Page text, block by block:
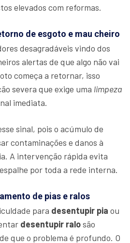
elevados com reformas.
de esgoto e mau cheiro
desagradáveis vindo dos
alertas de que algo não vai
começa a retornar, isso
severa que exige uma limpeza
imediata.
sinal, pois o acúmulo de
contaminações e danos à
A intervenção rápida evita
por toda a rede interna.
de pias e ralos
para desentupir pia ou
desentupir ralosão
que o problema é profundo. O